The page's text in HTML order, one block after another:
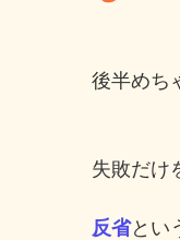
後半めち
失敗だけ
反省とい